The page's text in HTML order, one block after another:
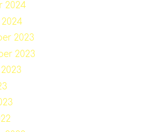
2024
2023
2023